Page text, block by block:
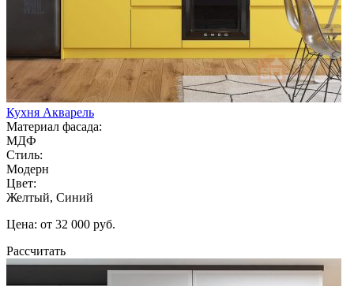
Кухня Акварель
Материал фасада:
МДФ
Стиль:
Модерн
Цвет:
Желтый, Синий
Цена: от 32 000 руб.
Рассчитать